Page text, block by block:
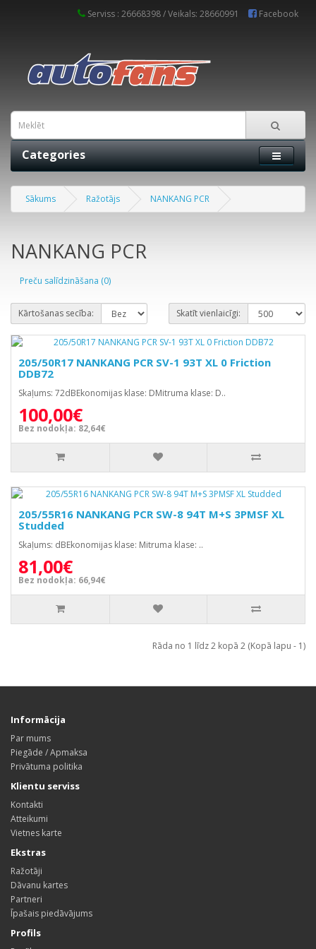
Serviss : 26668398 / Veikals: 28660991 Facebook
Categories
Sākums Ražotājs NANKANG PCR
NANKANG PCR
Preču salīdzināšana (0)
Kārtošanas secība: Skatīt vienlaicīgi:
205/50R17 NANKANG PCR SV-1 93T XL 0 Friction
DDB72
Skaļums: 72dBEkonomijas klase: DMitruma klase: D..
100,00€
Bez nodokļa: 82,64€
205/55R16 NANKANG PCR SW-8 94T M+S 3PMSF XL
Studded
Skaļums: dBEkonomijas klase: Mitruma klase: ..
81,00€
Bez nodokļa: 66,94€
Rāda no 1 līdz 2 kopā 2 (Kopā lapu - 1)
Informācija
Par mums
Piegāde / Apmaksa
Privātuma politika
Klientu serviss
Kontakti
Atteikumi
Vietnes karte
Ekstras
Ražotāji
Dāvanu kartes
Partneri
Īpašais piedāvājums
Profils